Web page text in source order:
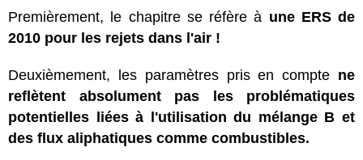
Premièrement, le chapitre se réfère à une ERS de
2010 pour les rejets dans l'air !
Deuxièmement, les paramètres pris en compte ne
reflètent absolument pas les problématiques
potentielles liées à l'utilisation du mélange B et
des flux aliphatiques comme combustibles.